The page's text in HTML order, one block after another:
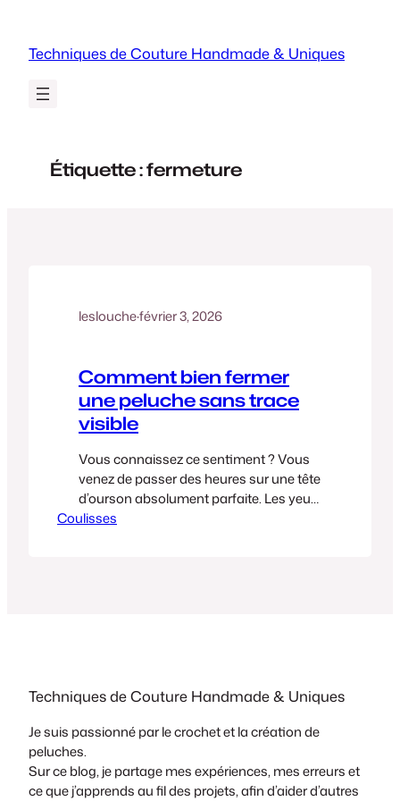
contenu
Techniques de Couture Handmade & Uniques
Étiquette :fermeture
leslouche·février 3, 2026
Comment bien fermer
une peluche sans trace
visible
Vous connaissez ce sentiment ? Vous
venez de passer des heures sur une tête
d’ourson absolument parfaite. Les yeux
sont droits, le museau est trop mimi… et
Coulisses
Techniques de Couture Handmade & Uniques
Je suis passionné par le crochet et la création de
peluches.
Sur ce blog, je partage mes expériences, mes erreurs et
ce que j’apprends au fil des projets, afin d’aider d’autres